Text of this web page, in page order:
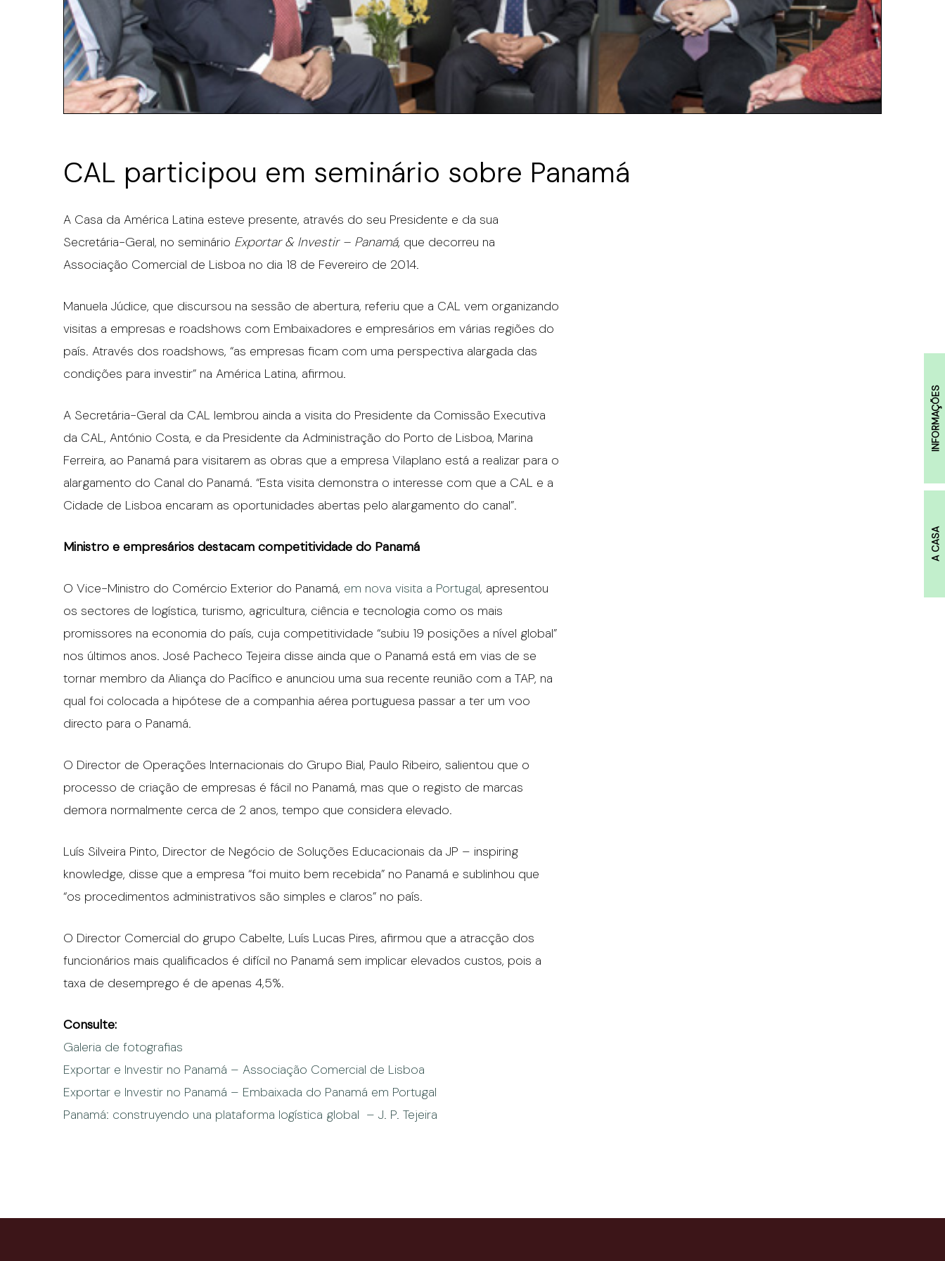
INFORMAÇÕES
A CASA
CAL participou em seminário sobre Panamá
A Casa da América Latina esteve presente, através do seu Presidente e da sua
Secretária-Geral, no seminário Exportar & Investir – Panamá, que decorreu na
Associação Comercial de Lisboa no dia 18 de Fevereiro de 2014.
Manuela Júdice, que discursou na sessão de abertura, referiu que a CAL vem organizando
visitas a empresas e roadshows com Embaixadores e empresários em várias regiões do
país. Através dos roadshows, “as empresas ficam com uma perspectiva alargada das
condições para investir” na América Latina, afirmou.
A Secretária-Geral da CAL lembrou ainda a visita do Presidente da Comissão Executiva
da CAL, António Costa, e da Presidente da Administração do Porto de Lisboa, Marina
Ferreira, ao Panamá para visitarem as obras que a empresa Vilaplano está a realizar para o
alargamento do Canal do Panamá. “Esta visita demonstra o interesse com que a CAL e a
Cidade de Lisboa encaram as oportunidades abertas pelo alargamento do canal”.
Ministro e empresários destacam competitividade do Panamá
O Vice-Ministro do Comércio Exterior do Panamá, em nova visita a Portugal, apresentou
os sectores de logística, turismo, agricultura, ciência e tecnologia como os mais
promissores na economia do país, cuja competitividade “subiu 19 posições a nível global”
nos últimos anos. José Pacheco Tejeira disse ainda que o Panamá está em vias de se
tornar membro da Aliança do Pacífico e anunciou uma sua recente reunião com a TAP, na
qual foi colocada a hipótese de a companhia aérea portuguesa passar a ter um voo
directo para o Panamá.
O Director de Operações Internacionais do Grupo Bial, Paulo Ribeiro, salientou que o
processo de criação de empresas é fácil no Panamá, mas que o registo de marcas
demora normalmente cerca de 2 anos, tempo que considera elevado.
Luís Silveira Pinto, Director de Negócio de Soluções Educacionais da JP – inspiring
knowledge, disse que a empresa “foi muito bem recebida” no Panamá e sublinhou que
“os procedimentos administrativos são simples e claros” no país.
O Director Comercial do grupo Cabelte, Luís Lucas Pires, afirmou que a atracção dos
funcionários mais qualificados é difícil no Panamá sem implicar elevados custos, pois a
taxa de desemprego é de apenas 4,5%.
Consulte:
Galeria de fotografias
Exportar e Investir no Panamá – Associação Comercial de Lisboa
Exportar e Investir no Panamá – Embaixada do Panamá em Portugal
Panamá: construyendo una plataforma logística global – J. P. Tejeira